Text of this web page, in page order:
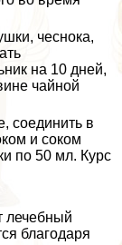
чеснока,
на 10 дней,
чайной
соединить в
и соком
по 50 мл. Курс
лечебный
благодаря